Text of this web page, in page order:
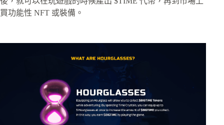
買功能性 NFT 或裝備。